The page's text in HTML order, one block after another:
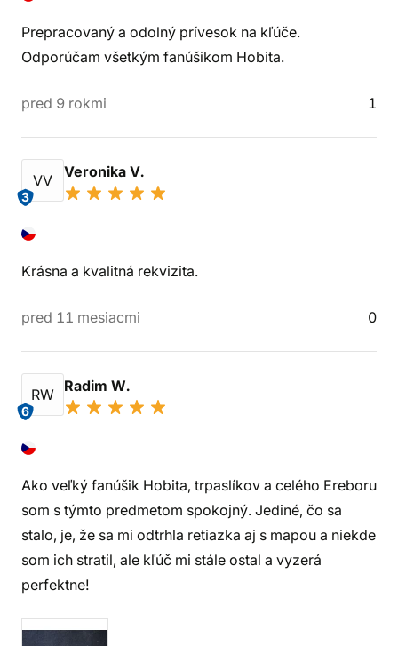
Prepracovaný a odolný prívesok na kľúče.
Odporúčam všetkým fanúšikom Hobita.
pred 9 rokmi 1
VV
3
Veronika V.
Krásna a kvalitná rekvizita.
pred 11 mesiacmi 0
RW
6
Radim W.
Ako veľký fanúšik Hobita, trpaslíkov a celého Ereboru
som s týmto predmetom spokojný. Jediné, čo sa
stalo, je, že sa mi odtrhla retiazka aj s mapou a niekde
som ich stratil, ale kľúč mi stále ostal a vyzerá
perfektne!